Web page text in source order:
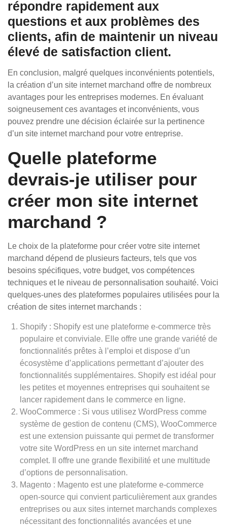
répondre rapidement aux
questions et aux problèmes des
clients, afin de maintenir un niveau
élevé de satisfaction client.
En conclusion, malgré quelques inconvénients potentiels,
la création d’un site internet marchand offre de nombreux
avantages pour les entreprises modernes. En évaluant
soigneusement ces avantages et inconvénients, vous
pouvez prendre une décision éclairée sur la pertinence
d’un site internet marchand pour votre entreprise.
Quelle plateforme
devrais-je utiliser pour
créer mon site internet
marchand ?
Le choix de la plateforme pour créer votre site internet
marchand dépend de plusieurs facteurs, tels que vos
besoins spécifiques, votre budget, vos compétences
techniques et le niveau de personnalisation souhaité. Voici
quelques-unes des plateformes populaires utilisées pour la
création de sites internet marchands :
Shopify : Shopify est une plateforme e-commerce très
populaire et conviviale. Elle offre une grande variété de
fonctionnalités prêtes à l’emploi et dispose d’un
écosystème d’applications permettant d’ajouter des
fonctionnalités supplémentaires. Shopify est idéal pour
les petites et moyennes entreprises qui souhaitent se
lancer rapidement dans le commerce en ligne.
WooCommerce : Si vous utilisez WordPress comme
système de gestion de contenu (CMS), WooCommerce
est une extension puissante qui permet de transformer
votre site WordPress en un site internet marchand
complet. Il offre une grande flexibilité et une multitude
d’options de personnalisation.
Magento : Magento est une plateforme e-commerce
open-source qui convient particulièrement aux grandes
entreprises ou aux sites internet marchands complexes
nécessitant des fonctionnalités avancées et une